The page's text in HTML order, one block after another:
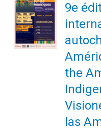
9e
the
las